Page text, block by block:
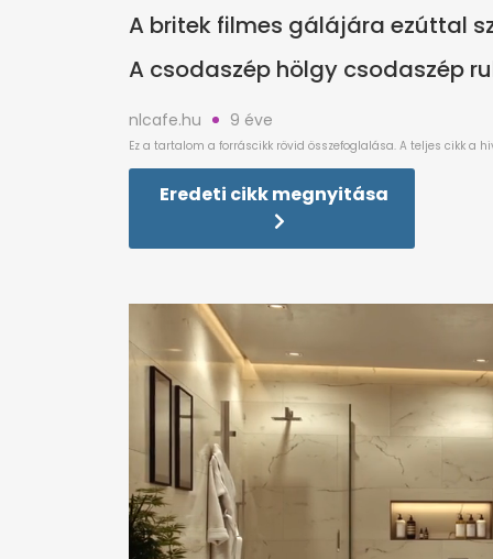
A britek filmes gálájára ezúttal
A csodaszép hölgy csodaszép
nlcafe.hu 9 éve
Eredeti cikk megnyitása